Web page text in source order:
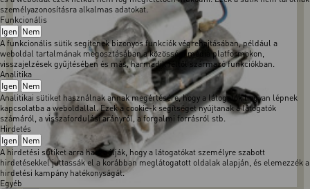
személyazonosításra alkalmas adatokat.
Funkcionális
Igen Nem
A funkcionális sütik segítenek bizonyos funkciók végrehajtásában, például a
weboldal tartalmának megosztásában a közösségi média platformokon,
visszajelzések gyűjtésében és más, harmadik féltől származó funkciókban.
Analitika
Igen Nem
Analitikai sütiket használnak annak megértésére, hogy a látogatók hogyan lépnek
kapcsolatba a weboldallal. Ezek a cookie-k segítséget nyújtanak a látogatók
számáról, a visszafordulási arányról, a forgalmi forrásról stb.
Hirdetés
Igen Nem
A hirdetési sütiket arra használják, hogy a látogatókat személyre szabott
hirdetésekkel juttassák el a korábban meglátogatott oldalak alapján, és elemezzék a
hirdetési kampány hatékonyságát.
Egyéb